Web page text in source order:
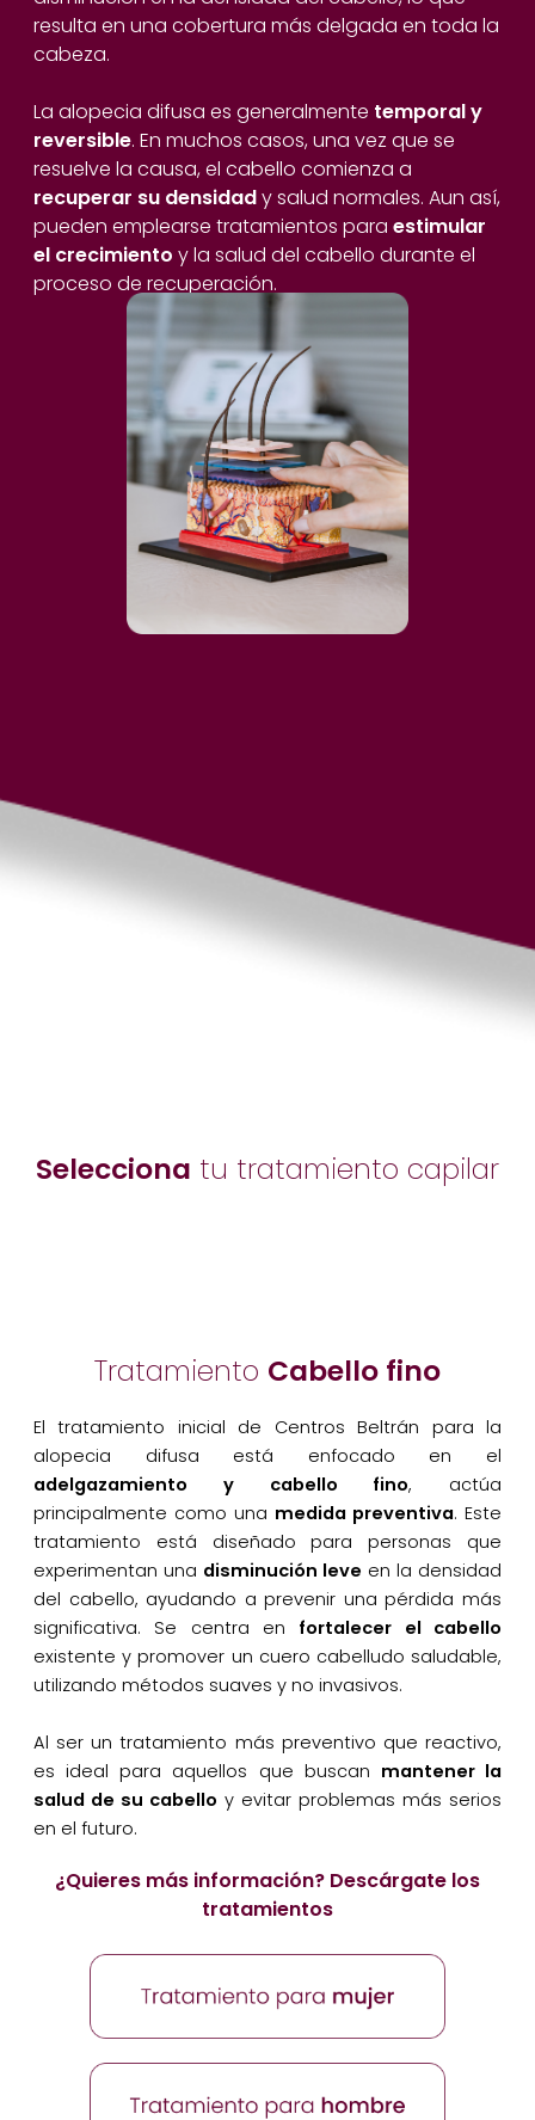
resulta en una cobertura más delgada en toda la
cabeza.
La alopecia difusa es generalmente temporal y
reversible. En muchos casos, una vez que se
resuelve la causa, el cabello comienza a
recuperar su densidady salud normales. Aun así,
pueden emplearse tratamientos para estimular
el crecimiento y la salud del cabello durante el
proceso de recuperación.
Selecciona tu tratamiento capilar
Tratamiento Cabello fino
El tratamiento inicial de Centros Beltrán para la
alopecia difusa está enfocado en el
adelgazamiento y cabello fino, actúa
principalmente como una medida preventiva. Este
tratamiento está diseñado para personas que
experimentan una disminución leve en la densidad
del cabello, ayudando a prevenir una pérdida más
significativa. Se centra en fortalecer el cabello
existente y promover un cuero cabelludo saludable,
utilizando métodos suaves y no invasivos.
Al ser un tratamiento más preventivo que reactivo,
es ideal para aquellos que buscan mantener la
salud de su cabello y evitar problemas más serios
en el futuro.
¿Quieres más información? Descárgate los
tratamientos